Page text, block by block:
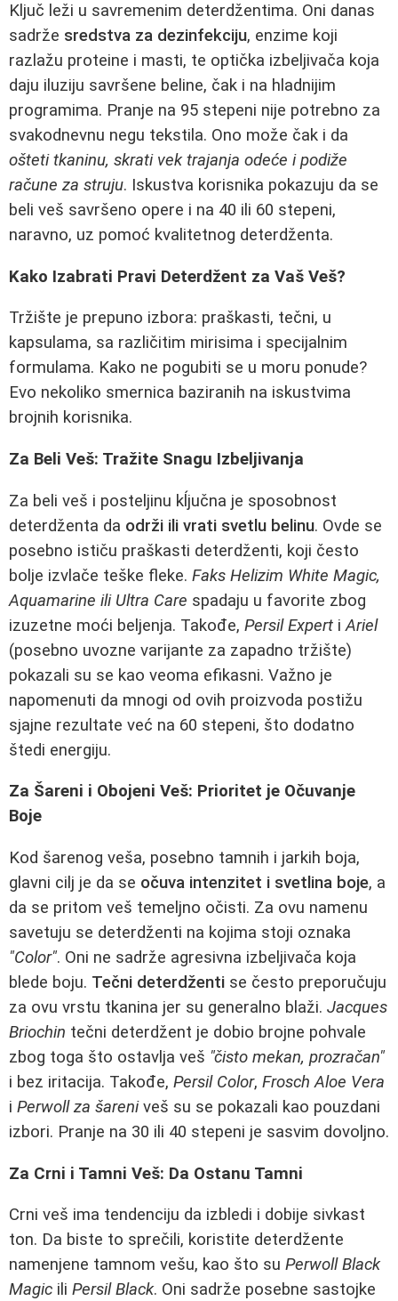
Ključ leži u savremenim deterdžentima. Oni danas
sadrže sredstva za dezinfekciju, enzime koji
razlažu proteine i masti, te optička izbeljivača koja
daju iluziju savršene beline, čak i na hladnijim
programima. Pranje na 95 stepeni nije potrebno za
svakodnevnu negu tekstila. Ono može čak i da
ošteti tkaninu, skrati vek trajanja odeće i podiže
račune za struju. Iskustva korisnika pokazuju da se
beli veš savršeno opere i na 40 ili 60 stepeni,
naravno, uz pomoć kvalitetnog deterdženta.
Kako Izabrati Pravi Deterdžent za Vaš Veš?
Tržište je prepuno izbora: praškasti, tečni, u
kapsulama, sa različitim mirisima i specijalnim
formulama. Kako ne pogubiti se u moru ponude?
Evo nekoliko smernica baziranih na iskustvima
brojnih korisnika.
Za Beli Veš: Tražite Snagu Izbeljivanja
Za beli veš i posteljinu kĺjučna je sposobnost
deterdženta da održi ili vrati svetlu belinu. Ovde se
posebno ističu praškasti deterdženti, koji često
bolje izvlače teške fleke. Faks Helizim White Magic,
Aquamarine ili Ultra Care spadaju u favorite zbog
izuzetne moći beljenja. Takođe, Persil Expert iAriel
(posebno uvozne varijante za zapadno tržište)
pokazali su se kao veoma efikasni. Važno je
napomenuti da mnogi od ovih proizvoda postižu
sjajne rezultate već na 60 stepeni, što dodatno
štedi energiju.
Za Šareni i Obojeni Veš: Prioritet je Očuvanje
Boje
Kod šarenog veša, posebno tamnih i jarkih boja,
glavni cilj je da se očuva intenzitet i svetlina boje, a
da se pritom veš temeljno očisti. Za ovu namenu
savetuju se deterdženti na kojima stoji oznaka
"Color". Oni ne sadrže agresivna izbeljivača koja
blede boju. Tečni deterdženti se često preporučuju
za ovu vrstu tkanina jer su generalno blaži. Jacques
Briochin tečni deterdžent je dobio brojne pohvale
zbog toga što ostavlja veš "čisto mekan, prozračan"
i bez iritacija. Takođe, Persil Color, Frosch Aloe Vera
i Perwoll za šareniveš su se pokazali kao pouzdani
izbori. Pranje na 30 ili 40 stepeni je sasvim dovoljno.
Za Crni i Tamni Veš: Da Ostanu Tamni
Crni veš ima tendenciju da izbledi i dobije sivkast
ton. Da biste to sprečili, koristite deterdžente
namenjene tamnom vešu, kao što su Perwoll Black
Magic ili Persil Black. Oni sadrže posebne sastojke